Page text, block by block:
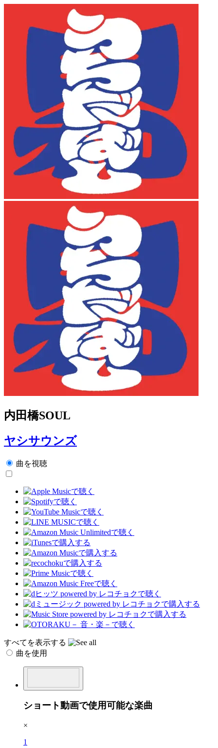
内田橋SOUL
ヤシサウンズ
曲を視聴
すべてを表示する
曲を使用
ショート動画で使用可能な楽曲
×
1